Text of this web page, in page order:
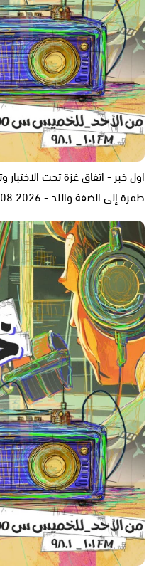
اول خبر - اتفاق غزة تحت
طمرة إلى الضفة واللد - 02.08.2026